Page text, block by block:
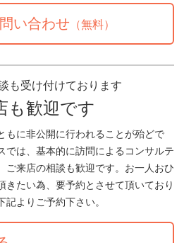
い合わせ （無料）
も受け付けております
も歓迎です
もに非公開に行われることが殆どで
では、基本的に訪問によるコンサルテ
ご来店の相談も歓迎です。お一人おひ
きたい為、要予約とさせて頂いており
記よりご予約下さい。